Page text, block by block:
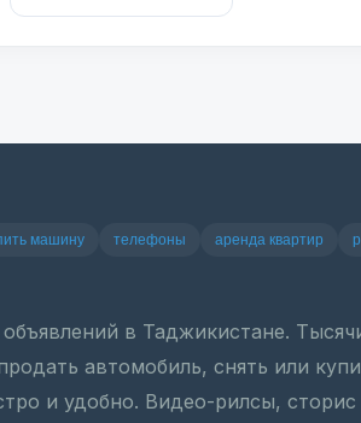
машину телефоны аренда квартир
в Таджикистане.
автомобиль, снять или
и удобно. Видео-рилсы,